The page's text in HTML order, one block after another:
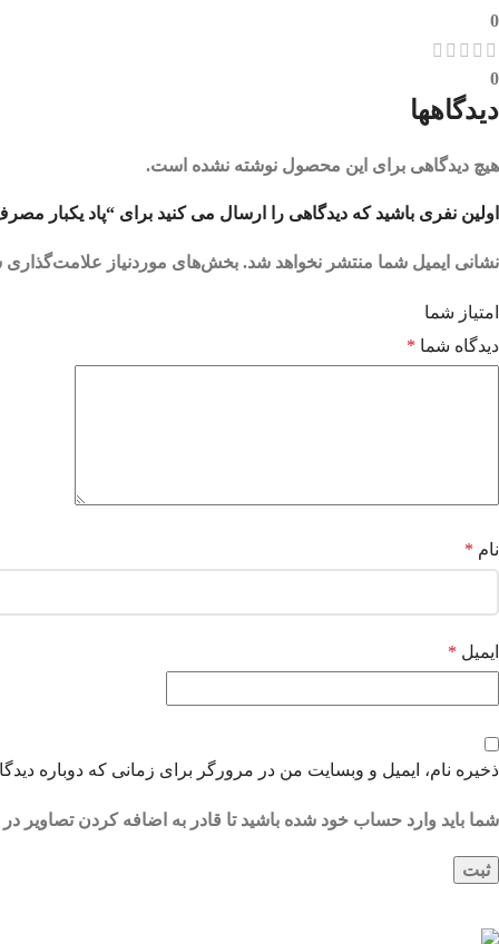
0
0
دیدگاهها
هیچ دیدگاهی برای این محصول نوشته نشده است.
اولین نفری باشید که دیدگاهی را ارسال می کنید برای “پاد یکبار مصرف تارت لیمو وانیل
نشانی ایمیل شما منتشر نخواهد شد. بخش‌های موردنیاز علامت‌گذاری
امتیاز شما
دیدگاه شما *
نام *
ایمیل *
ذخیره نام، ایمیل و وبسایت من در مرورگر برای زمانی که دوباره
شما باید وارد حساب خود شده باشید تا قادر به اضافه کردن تصاویر